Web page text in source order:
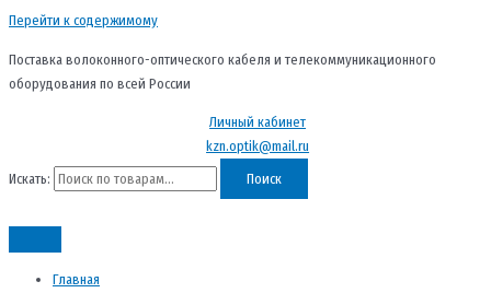
Перейти к содержимому
Поставка волоконного-оптического кабеля и телекоммуникационного
оборудования по всей России
Личный кабинет
kzn.optik@mail.ru
Искать:
Поиск
Главная